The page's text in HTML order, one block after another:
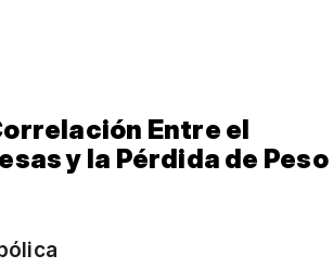
Entre el
y la Pérdida de Peso